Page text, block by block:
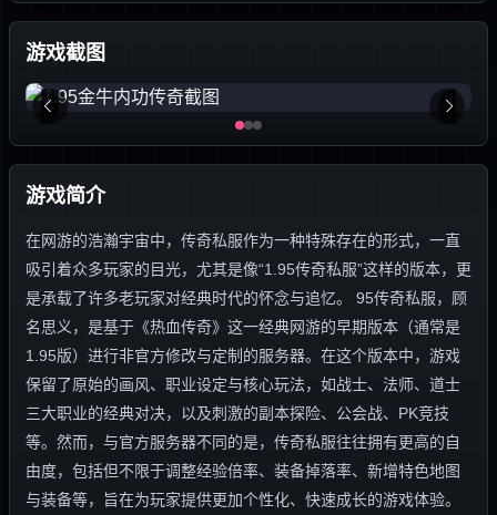
游戏截图
游戏简介
在网游的浩瀚宇宙中，传奇私服作为一种特殊存在的形式，一直
吸引着众多玩家的目光，尤其是像“1.95传奇私服”这样的版本，更
是承载了许多老玩家对经典时代的怀念与追忆。 95传奇私服，顾
名思义，是基于《热血传奇》这一经典网游的早期版本（通常是
1.95版）进行非官方修改与定制的服务器。在这个版本中，游戏
保留了原始的画风、职业设定与核心玩法，如战士、法师、道士
三大职业的经典对决，以及刺激的副本探险、公会战、PK竞技
等。然而，与官方服务器不同的是，传奇私服往往拥有更高的自
由度，包括但不限于调整经验倍率、装备掉落率、新增特色地图
与装备等，旨在为玩家提供更加个性化、快速成长的游戏体验。